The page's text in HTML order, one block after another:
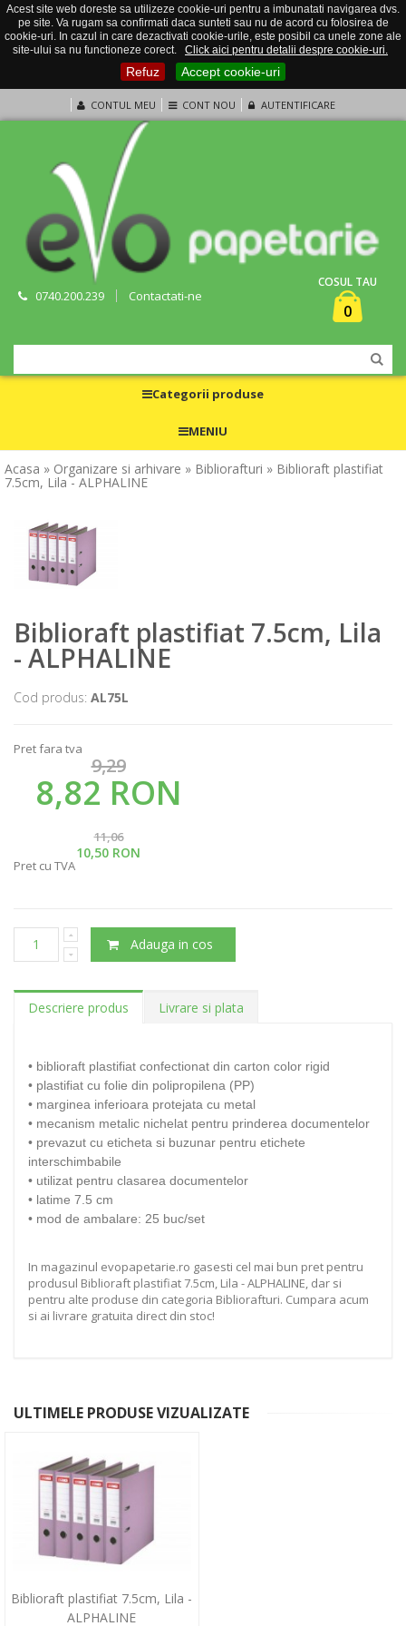
Acest site web doreste sa utilizeze cookie-uri pentru a imbunatati navigarea dvs.
pe site. Va rugam sa confirmati daca sunteti sau nu de acord cu folosirea de
cookie-uri. In cazul in care dezactivati cookie-urile, este posibil ca unele zone ale
site-ului sa nu functioneze corect.
Click aici pentru detalii despre cookie-uri.
Refuz Accept cookie-uri
CONTUL MEU CONT NOU AUTENTIFICARE
0740.200.239 Contactati-ne
COSUL TAU
0
Categorii produse
MENIU
Acasa » Organizare si arhivare » Bibliorafturi » Biblioraft plastifiat
7.5cm, Lila - ALPHALINE
Biblioraft plastifiat 7.5cm, Lila
- ALPHALINE
Cod produs: AL75L
Pret fara tva
9,29
8,82 RON
11,06
10,50 RON
Pret cu TVA
Adauga in cos
Descriere produs Livrare si plata
• biblioraft plastifiat confectionat din carton color rigid
• plastifiat cu folie din polipropilena (PP)
• marginea inferioara protejata cu metal
• mecanism metalic nichelat pentru prinderea documentelor
• prevazut cu eticheta si buzunar pentru etichete
interschimbabile
• utilizat pentru clasarea documentelor
• latime 7.5 cm
• mod de ambalare: 25 buc/set
In magazinul evopapetarie.ro gasesti cel mai bun pret pentru
produsul Biblioraft plastifiat 7.5cm, Lila - ALPHALINE, dar si
pentru alte produse din categoria Bibliorafturi. Cumpara acum
si ai livrare gratuita direct din stoc!
ULTIMELE PRODUSE VIZUALIZATE
Biblioraft plastifiat 7.5cm, Lila -
ALPHALINE